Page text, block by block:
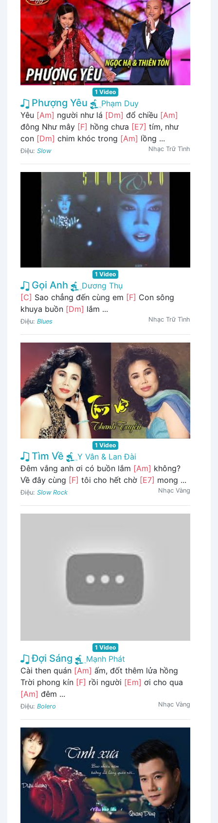
1 Video
Phượng Yêu
Phạm Duy
Yêu [Am] người như lá [Dm] đổ chiều [Am]
đông Như mây [F] hồng chưa [E7] tím, như
con [Dm] chim khóc trong [Am] lồng ...
Điệu: Slow Nhạc Trữ Tình
1 Video
Gọi Anh
Dương Thụ
[C] Sao chẳng đến cùng em [F] Con sông
khuya buồn [Dm] lắm ...
Điệu: Blues Nhạc Trữ Tình
1 Video
Tìm Về
Y Vân & Lan Đài
Đêm vắng anh ơi có buồn lắm [Am] không?
Về đây cùng [F] tôi cho hết chờ [E7] mong ...
Điệu: Slow Rock Nhạc Vàng
1 Video
Đợi Sáng
Mạnh Phát
Cài then quán [Am] ấm, đốt thêm lửa hồng
Trời phong kín [F] rồi người [Em] ơi cho qua
[Am] đêm ...
Điệu: Bolero Nhạc Vàng